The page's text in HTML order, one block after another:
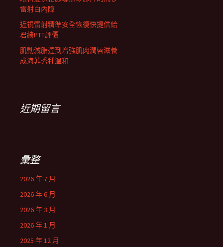
雷射白內障
近視雷射精準安全恢復快提供給
君綺PTT評價
肌動減脂達到增強肌肉潤唇滋養
成海菲秀種溫和
近期留言
彙整
2026 年 7 月
2026 年 6 月
2026 年 3 月
2026 年 1 月
2025 年 12 月